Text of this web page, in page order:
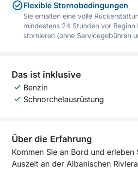
Flexible Stornobedingungen
Sie erhalten eine volle
mindestens 24 Stunden vor Beginn
stornieren (ohne Servicegebühren
Das ist inklusive
Benzin
Schnorchelausrüstung
Über die Erfahrung
Kommen Sie an Bord und erleben
Auszeit an der Albanischen